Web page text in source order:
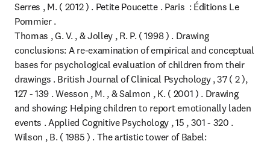
Serres , M. ( 2012 ) . Petite Poucette . Paris  : Éditions Le
Pommier .
Thomas , G. V. , & Jolley , R. P. ( 1998 ) . Drawing
conclusions: A re-examination of empirical and conceptual
bases for psychological evaluation of children from their
drawings . British Journal of Clinical Psychology , 37 ( 2 ),
127 - 139 . Wesson , M. , & Salmon , K. ( 2001 ) . Drawing
and showing: Helping children to report emotionally laden
events . Applied Cognitive Psychology , 15 , 301 - 320 .
Wilson , B. ( 1985 ) . The artistic tower of Babel: